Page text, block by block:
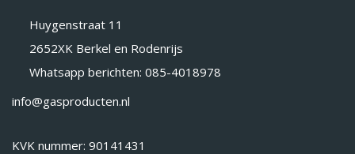
Huygenstraat 11
2652XK Berkel en Rodenrijs
Whatsapp berichten: 085-4018978
info@gasproducten.nl
KVK nummer: 90141431